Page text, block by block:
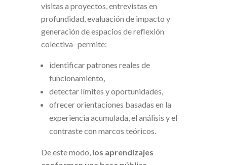
visitas a proyectos, entrevistas en
profundidad, evaluación de impacto y
generación de espacios de reflexión
colectiva- permite:
identificar patrones reales de
funcionamiento,
detectar límites y oportunidades,
ofrecer orientaciones basadas en la
experiencia acumulada, el análisis y el
contraste con marcos teóricos.
De este modo, los aprendizajes